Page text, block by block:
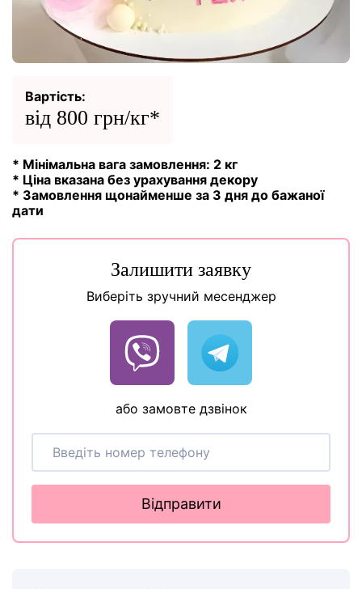
Вартість:
від 800 грн/кг*
* Мінімальна вага замовлення: 2 кг
* Ціна вказана без урахування декору
* Замовлення щонайменше за 3 дня до бажаної
дати
Залишити заявку
Виберіть зручний месенджер
або замовте дзвінок
Відправити